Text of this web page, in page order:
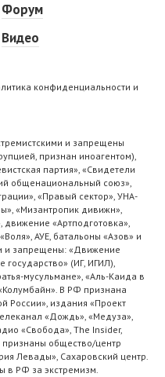
Форум
Видео
конфиденциальности и
и запрещены
признан иноагентом),
партия», «Свидетели
общенациональный союз»,
«Правый сектор», УНА-
«Мизантропик дивижн»,
«Артподготовка»,
АУЕ, батальоны «Азов» и
и запрещены: «Движение
государство» (ИГ, ИГИЛ),
мусульмане», «Аль-Каида в
В РФ признана
России», издания «Проект
«Дождь», «Медуза»,
«Свобода», The Insider,
общество/центр
Левады», Сахаровский центр.
в РФ за экстремизм.